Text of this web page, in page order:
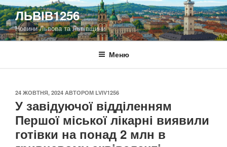
Перейти
до
вмісту
ЛЬВІВ1256
Новини Львова та Львівщини
Меню
ОПУБЛІКОВАНО
24 ЖОВТНЯ, 2024 АВТОРОМ LVIV1256
У завідуючої відділенням
Першої міської лікарні виявили
готівки на понад 2 млн в